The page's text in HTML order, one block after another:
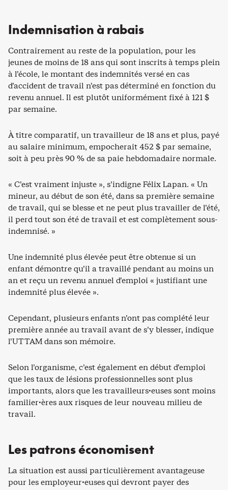
Indemnisation à rabais
Contrairement au reste de la population, pour les
jeunes de moins de 18 ans qui sont inscrits à temps plein
à l’école, le montant des indemnités versé en cas
d’accident de travail n’est pas déterminé en fonction du
revenu annuel. Il est plutôt uniformément fixé à 121 $
par semaine.
À titre comparatif, un travailleur de 18 ans et plus, payé
au salaire minimum, empocherait 452 $ par semaine,
soit à peu près 90 % de sa paie hebdomadaire normale.
« C’est vraiment injuste », s’indigne Félix Lapan. « Un
mineur, au début de son été, dans sa première semaine
de travail, qui se blesse et ne peut plus travailler de l’été,
il perd tout son été de travail et est complètement sous-
indemnisé. »
Une indemnité plus élevée peut être obtenue si un
enfant démontre qu’il a travaillé pendant au moins un
an et reçu un revenu annuel d’emploi « justifiant une
indemnité plus élevée ».
Cependant, plusieurs enfants n’ont pas complété leur
première année au travail avant de s’y blesser, indique
l’UTTAM dans son mémoire.
Selon l’organisme, c’est également en début d’emploi
que les taux de lésions professionnelles sont plus
importants, alors que les travailleurs·euses sont moins
familier·ères aux risques de leur nouveau milieu de
travail.
Les patrons économisent
La situation est aussi particulièrement avantageuse
pour les employeur·euses qui devront payer des